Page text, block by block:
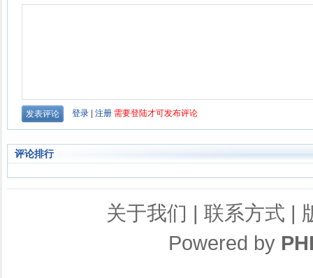
评论排行
关于我们 | 联系方式 |
Powered by